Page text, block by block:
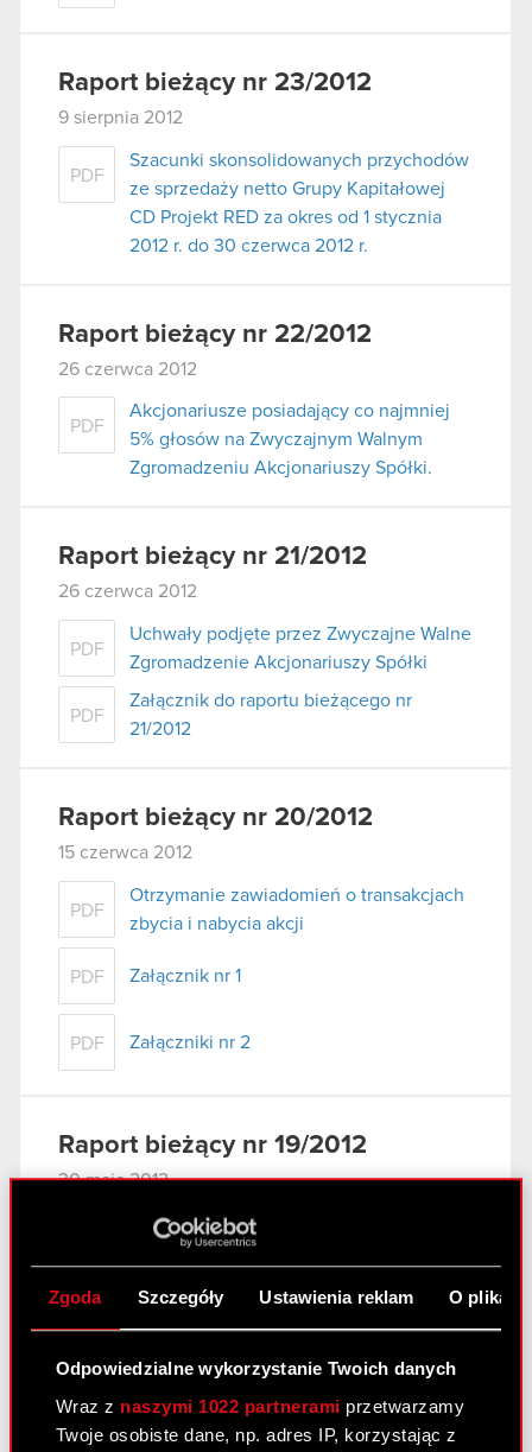
Zgoda Szczegóły Ustawienia reklam O
Odpowiedzialne wykorzystanie Twoich danych
Wraz z naszymi 1022 partnerami przetwarzamy
Twoje osobiste dane, np. adres IP, korzystając z
Raport bieżący nr 23/2012
9 sierpnia 2012
PDF
Szacunki skonsolidowanych przychodów
ze sprzedaży netto Grupy Kapitałowej
CD Projekt RED za okres od 1 stycznia
2012 r. do 30 czerwca 2012 r.
Raport bieżący nr 22/2012
26 czerwca 2012
PDF
Akcjonariusze posiadający co najmniej
5% głosów na Zwyczajnym Walnym
Zgromadzeniu Akcjonariuszy Spółki.
Raport bieżący nr 21/2012
26 czerwca 2012
PDF
Uchwały podjęte przez Zwyczajne Walne
Zgromadzenie Akcjonariuszy Spółki
PDF
Załącznik do raportu bieżącego nr
21/2012
Raport bieżący nr 20/2012
15 czerwca 2012
PDF
Otrzymanie zawiadomień o transakcjach
zbycia i nabycia akcji
PDF Załącznik nr 1
PDF Załączniki nr 2
Raport bieżący nr 19/2012
30 maja 2012
Projekty uchwał Zwyczajnego Walnego
Zgromadzenia Akcjonariuszy
PDF Załącznik do raportu 19/2012
Raport bieżący nr 18/2012
30 maja 2012